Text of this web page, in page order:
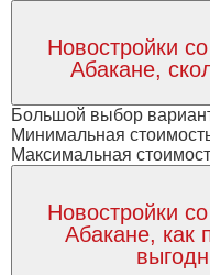
Новостройки
Абакане,
Большой выбор
Минимальная
Максимальная
Новостройки
Абакане, как